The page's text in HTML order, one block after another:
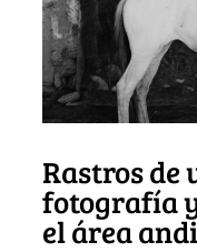
Rastros de
fotografía
el área